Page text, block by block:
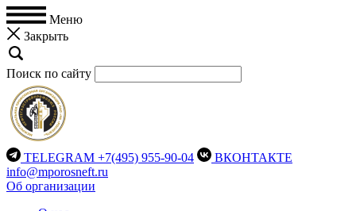
Меню
Закрыть
Поиск по сайту
TELEGRAM +7(495) 955-90-04
ВКОНТАКТЕ
info@mporosneft.ru
Об организации